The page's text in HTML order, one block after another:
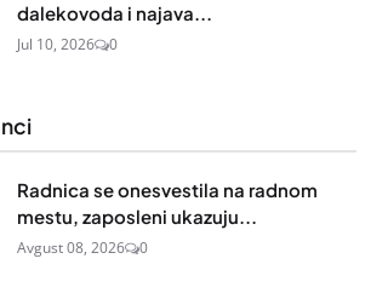
dalekovoda i najava...
Jul 10, 2026 0
Radnica se onesvestila na radnom
mestu, zaposleni ukazuju...
Avgust 08, 2026 0